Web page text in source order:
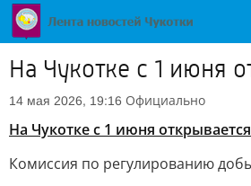
На Чукотке с 1 июня
14 мая 2026, 19:16 Официально
На Чукотке с 1 июня
Комиссия по регулированию